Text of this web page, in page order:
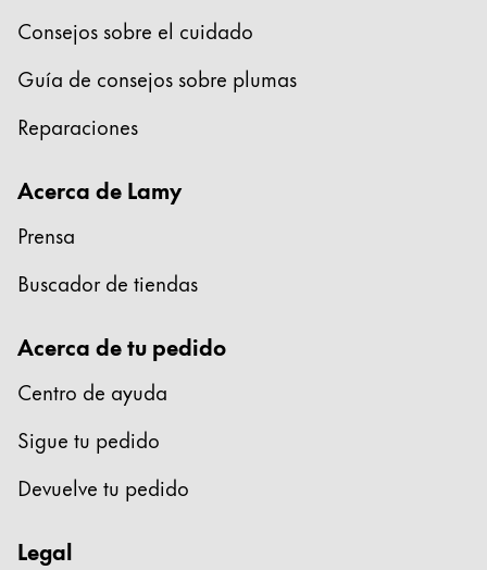
Tiếng Việt
Cambodia
English
Oriente Medio
Esta región contiene una lista de países con los
Oceanía
Esta región contiene una lista de países con los
Consejos sobre el cuidado
Guía de consejos sobre plumas
Reparaciones
Acerca de Lamy
Prensa
Buscador de tiendas
Acerca de tu pedido
Centro de ayuda
Sigue tu pedido
Devuelve tu pedido
Legal